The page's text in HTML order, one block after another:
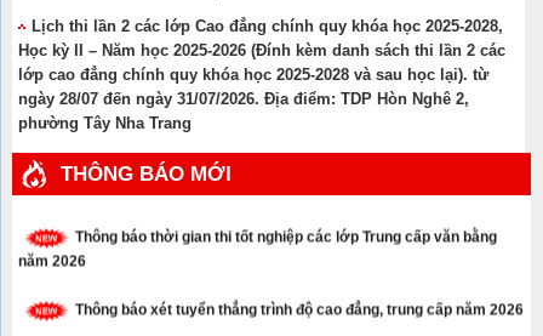
Lịch thi lần 2 các lớp Cao đẳng chính quy khóa học 2025-2028,
Học kỳ II – Năm học 2025-2026 (Đính kèm danh sách thi lần 2 các
lớp cao đẳng chính quy khóa học 2025-2028 và sau học lại). từ
ngày 28/07 đến ngày 31/07/2026. Địa điểm: TDP Hòn Nghê 2,
phường Tây Nha Trang
THÔNG BÁO MỚI
Thông báo về Kết quả thi tốt nghiệp các lớp Trung cấp văn bằng 2
– Khóa học 2024-2026
Thông báo thời gian thi tốt nghiệp các lớp Trung cấp văn bằng
năm 2026
Thông báo xét tuyển thẳng trình độ cao đẳng, trung cấp năm 2026